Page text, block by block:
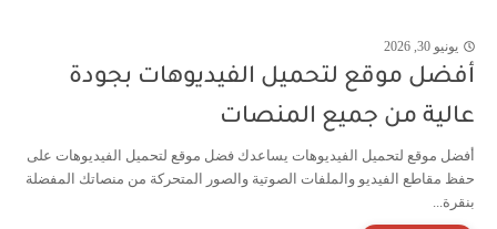
يونيو 30, 2026
أفضل موقع لتحميل الفيديوهات بجودة
عالية من جميع المنصات
أفضل موقع لتحميل الفيديوهات يساعدك فضل موقع لتحميل الفيديوهات على
حفظ مقاطع الفيديو والملفات الصوتية والصور المتحركة من منصاتك المفضلة
بنقرة...